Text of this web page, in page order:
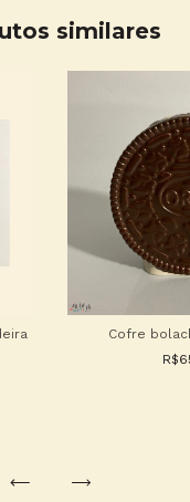
similares
Cofre